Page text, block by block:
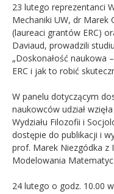
23 lutego reprezentanci
Mechaniki UW, dr Marek
(laureaci grantów ERC)
Daviaud, prowadzili
„Doskonałość naukowa
ERC i jak to robić
W panelu dotyczącym
naukowców udział
Wydziału Filozofii i
dostępie do publikacji i
prof. Marek Niezgódka z
Modelowania
24 lutego o godz. 10.00